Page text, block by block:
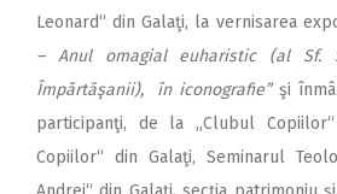
Leonard“ din Galaţi, la vernisarea
– Anul omagial euharistic (al Sf.
Împărtăşanii), în iconografie”şi
participanţi, de la „Clubul
Copiilor“ din Galaţi, Seminarul